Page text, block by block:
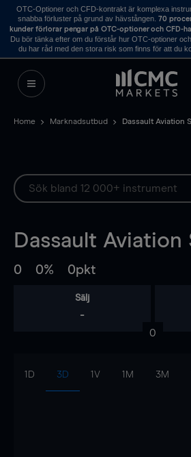
OTC-Optioner och CFD-kontrakt är komplexa
snabba förluster på grund av hävstången. 70
kunder förlorar pengar på OTC-optioner och CFD-
Du bör tänka efter om du förstår hur OTC-optioner
du har råd med den stora risk som finns för att du
Home Marknadsutbud Dassault Aviation
Dassault Aviation
0 0% 0pkt
Sälj
-
0
1D 3D 1V 1M 3M